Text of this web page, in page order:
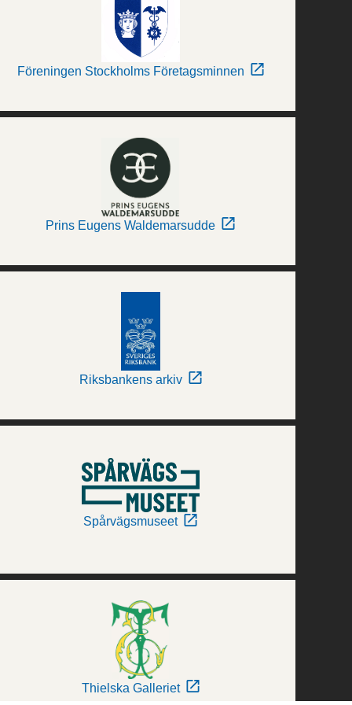
Föreningen Stockholms Företagsminnen
Prins Eugens Waldemarsudde
Riksbankens arkiv
Spårvägsmuseet
Thielska Galleriet